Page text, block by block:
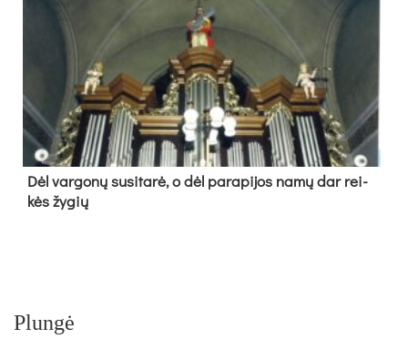
Dėl var­go­nų su­si­ta­rė, o dėl pa­ra­pi­jos na­mų dar rei­
kės žy­gių
Plungė